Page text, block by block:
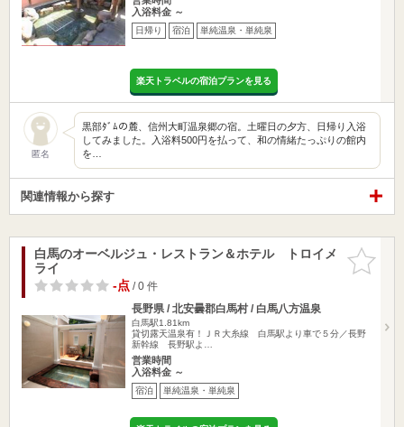
入浴料金 ～
日帰り 宿泊 単純温泉・単純泉
楽天トラベルの宿泊プランを見る
匿名
黒部ﾀﾞﾑの麓、信州大町温泉郷の宿。土曜日の夕方、日帰り入浴
してみました。入浴料500円を払って、和の情緒たっぷりの館内
を…
関連情報から探す
お気に入
りに追加
白馬のオーベルジュ・レストラン＆ホテル トロイメ
ライ
-点/ 0 件
長野県 / 北安曇郡白馬村 / 白馬八方温泉
白馬駅1.81km
貸切露天温泉有！ＪＲ大糸線 白馬駅より車で５分／長野
新幹線 長野駅よ…
営業時間
入浴料金 ～
宿泊 単純温泉・単純泉